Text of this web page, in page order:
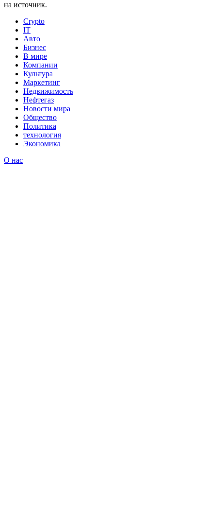
на источник.
Crypto
IT
Авто
Бизнес
В мире
Компании
Культура
Маркетинг
Недвижимость
Нефтегаз
Новости мира
Общество
Политика
технология
Экономика
О нас